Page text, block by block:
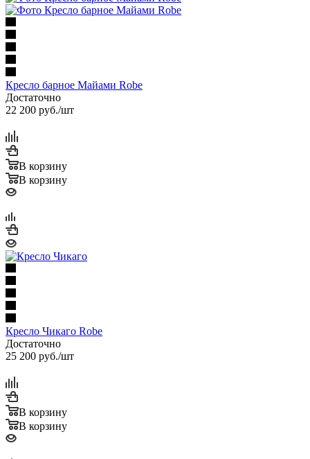
Кресло барное Майами Robe
Достаточно
22 200 руб./шт
В корзину
В корзину
Кресло Чикаго Robe
Достаточно
25 200 руб./шт
В корзину
В корзину